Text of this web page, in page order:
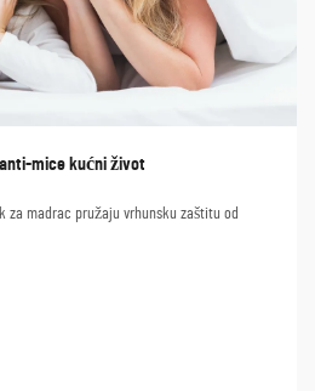
mice kućni život
za madrac pružaju vrhunsku zaštitu od